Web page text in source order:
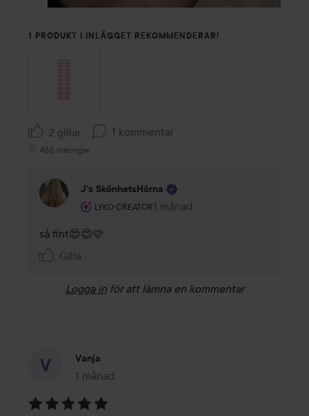
1 PRODUKT I INLÄGGET REKOMMENDERAR!
2 gillar 1 kommentar
466 visningar
J’s SkönhetsHörna
LYKO CREATOR
Användarens roll: Lyko Creator.
1 månad
Kommentaren lades 1 månad
så fint😍😍🩷
Gilla
Logga in för att lämna en kommentar
Vanja
1 månad
Inlägget skapades 1 månad